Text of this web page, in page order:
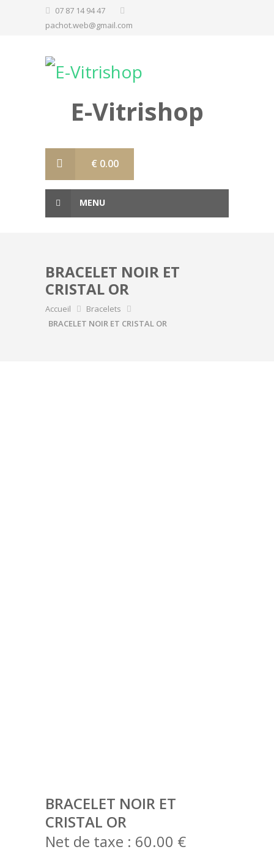
07 87 14 94 47
pachot.web@gmail.com
E-Vitrishop
€ 0.00
MENU
BRACELET NOIR ET
CRISTAL OR
Accueil
Bracelets
BRACELET NOIR ET CRISTAL OR
BRACELET NOIR ET
CRISTAL OR
Net de taxe : 60.00 €